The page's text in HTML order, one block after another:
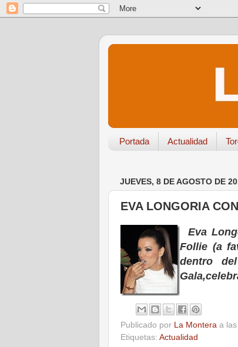
Portada Actualidad
JUEVES, 8 DE AGOSTO DE
EVA LONGORIA
Eva
Follie (a
dentro
Publicado por La Montera a las
Etiquetas: Actualidad